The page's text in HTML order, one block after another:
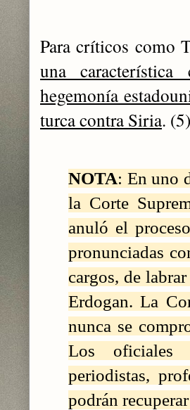
Para críticos como
una
hegemonía
turca contra Siria. (5)
NOTA: En uno
la Corte
anuló el
pronunciadas
cargos, de
Erdogan. La
nunca se
Los oficiales
periodistas,
podrán